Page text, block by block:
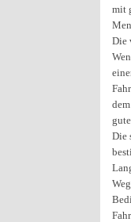
mit
Die
Die